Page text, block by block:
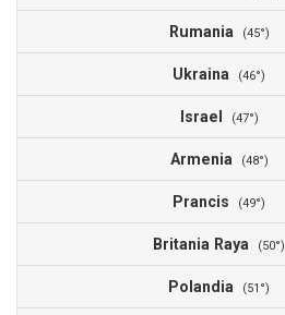
Rumania (45°)
Ukraina (46°)
Israel (47°)
Armenia (48°)
Prancis (49°)
Britania Raya (50°)
Polandia (51°)